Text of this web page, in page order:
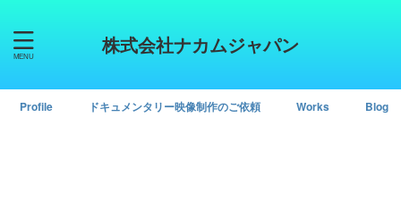
株式会社ナカムジャパン
Profile ドキュメンタリー映像制作のご依頼 Works Blog